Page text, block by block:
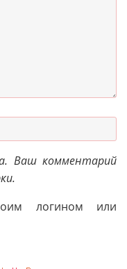
Ваш комментарий
логином или